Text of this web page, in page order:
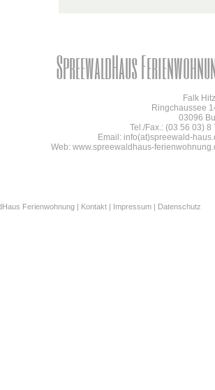
SpreewaldHaus
Falk
Ringchaussee
03096
Tel./Fax.: (03 56 03) 8
Email: info(at)spreewald-
Web: www.spreewaldhaus-
Ferienwohnung | Kontakt | Impressum | Datenschutz